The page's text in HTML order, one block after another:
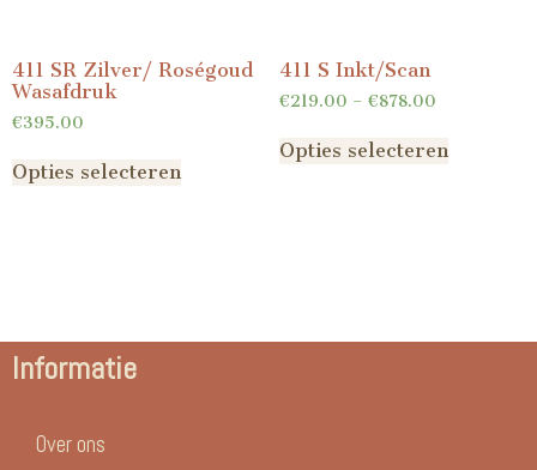
411 SR Zilver/ Roségoud
Wasafdruk
€395.00
Opties selecteren
411 S Inkt/Scan
€219.00 – €878.00
Opties selecteren
Informatie
Over ons